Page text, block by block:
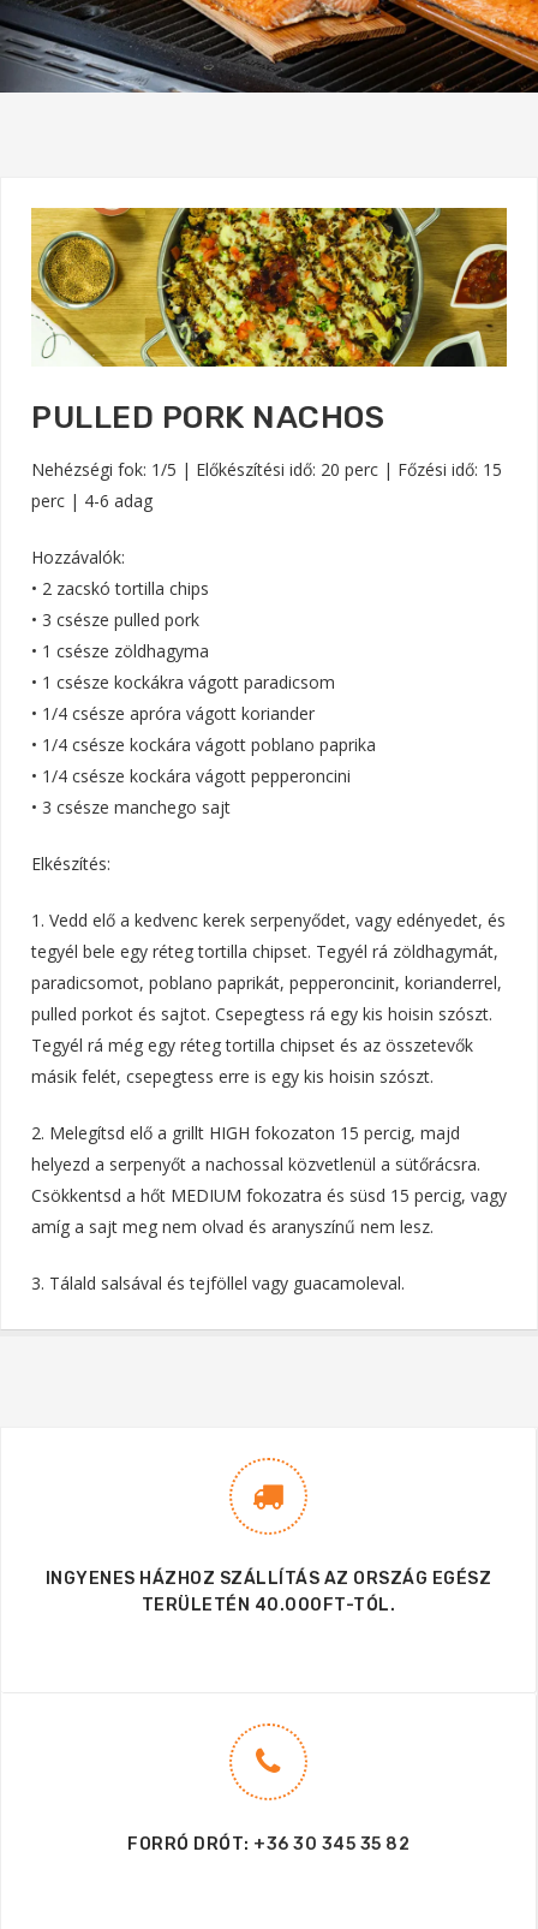
PULLED PORK NACHOS
Nehézségi fok: 1/5 | Előkészítési idő: 20 perc | Főzési idő: 15
perc | 4-6 adag
Hozzávalók:
• 2 zacskó tortilla chips
• 3 csésze pulled pork
• 1 csésze zöldhagyma
• 1 csésze kockákra vágott paradicsom
• 1/4 csésze apróra vágott koriander
• 1/4 csésze kockára vágott poblano paprika
• 1/4 csésze kockára vágott pepperoncini
• 3 csésze manchego sajt
Elkészítés:
1. Vedd elő a kedvenc kerek serpenyődet, vagy edényedet, és
tegyél bele egy réteg tortilla chipset. Tegyél rá zöldhagymát,
paradicsomot, poblano paprikát, pepperoncinit, korianderrel,
pulled porkot és sajtot. Csepegtess rá egy kis hoisin szószt.
Tegyél rá még egy réteg tortilla chipset és az összetevők
másik felét, csepegtess erre is egy kis hoisin szószt.
2. Melegítsd elő a grillt HIGH fokozaton 15 percig, majd
helyezd a serpenyőt a nachossal közvetlenül a sütőrácsra.
Csökkentsd a hőt MEDIUM fokozatra és süsd 15 percig, vagy
amíg a sajt meg nem olvad és aranyszínű nem lesz.
3. Tálald salsával és tejföllel vagy guacamoleval.
INGYENES HÁZHOZ SZÁLLÍTÁS AZ ORSZÁG EGÉSZ
TERÜLETÉN 40.000FT-TÓL.
FORRÓ DRÓT: +36 30 345 35 82